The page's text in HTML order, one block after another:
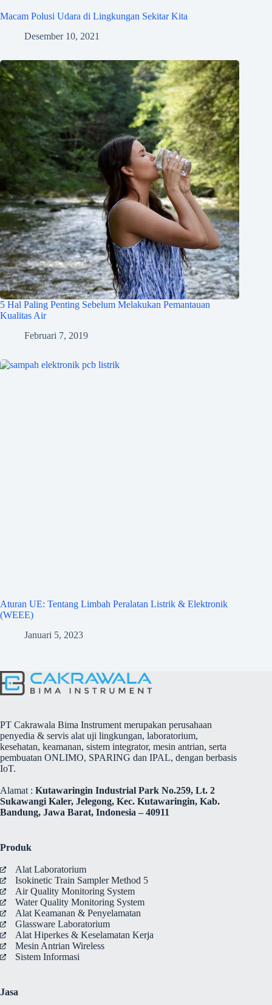
Macam Polusi Udara di Lingkungan Sekitar Kita
Desember 10, 2021
5 Hal Paling Penting Sebelum Melakukan Pemantauan
Kualitas Air
Februari 7, 2019
Aturan UE: Tentang Limbah Peralatan Listrik & Elektronik
(WEEE)
Januari 5, 2023
PT Cakrawala Bima Instrument merupakan perusahaan
penyedia & servis alat uji lingkungan, laboratorium,
kesehatan, keamanan, sistem integrator, mesin antrian, serta
pembuatan ONLIMO, SPARING dan IPAL, dengan berbasis
IoT.
Alamat : Kutawaringin Industrial Park No.259, Lt. 2
Sukawangi Kaler, Jelegong, Kec. Kutawaringin, Kab.
Bandung, Jawa Barat, Indonesia – 40911
Produk
Alat Laboratorium
Isokinetic Train Sampler Method 5
Air Quality Monitoring System
Water Quality Monitoring System
Alat Keamanan & Penyelamatan
Glassware Laboratorium
Alat Hiperkes & Keselamatan Kerja
Mesin Antrian Wireless
Sistem Informasi
Jasa